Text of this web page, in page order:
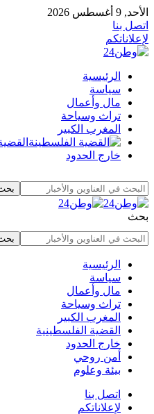
الأحد, 9 أغسطس 2026
اتصل بنا
لإعلاناتكم
الرئيسية
سياسة
مال وأعمال
تراث وسياحة
المغرب الكبير
خارج الحدود
بحث
الرئيسية
سياسة
مال وأعمال
تراث وسياحة
المغرب الكبير
القضية الفلسطينية
خارج الحدود
أمن روحي
بيئة وعلوم
اتصل بنا
لإعلاناتكم